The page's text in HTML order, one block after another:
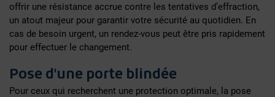
offrir une résistance accrue contre les tentatives d’effraction,
un atout majeur pour garantir votre sécurité au quotidien. En
cas de besoin urgent, un rendez-vous peut être pris rapidement
pour effectuer le changement.
Pose d'une porte blindée
Pour ceux qui recherchent une protection optimale, la pose